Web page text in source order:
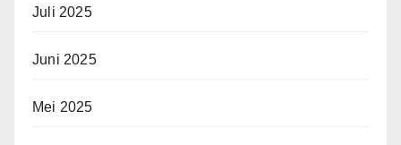
Juli 2025
Juni 2025
Mei 2025